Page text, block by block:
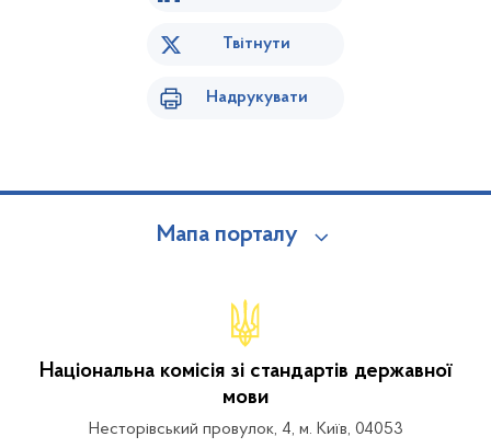
Твітнути
Надрукувати
Мапа порталу
Національна комісія зі стандартів державної
мови
Несторівський провулок, 4, м. Київ, 04053